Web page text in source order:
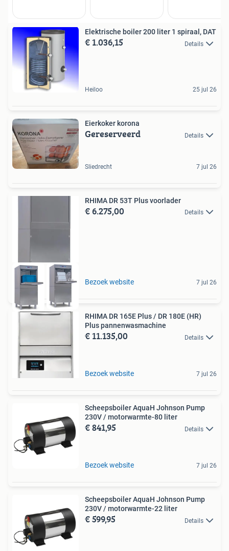
Elektrische boiler 200 liter 1 spiraal, DAT
€ 1.036,15 Details
Heiloo 25 jul 26
Eierkoker korona
Gereserveerd Details
Sliedrecht 7 jul 26
RHIMA DR 53T Plus voorlader
€ 6.275,00 Details
Bezoek website 7 jul 26
RHIMA DR 165E Plus / DR 180E (HR)
Plus pannenwasmachine
€ 11.135,00 Details
Bezoek website 7 jul 26
Scheepsboiler AquaH Johnson Pump
230V / motorwarmte-80 liter
€ 841,95 Details
Bezoek website 7 jul 26
Scheepsboiler AquaH Johnson Pump
230V / motorwarmte-22 liter
€ 599,95 Details